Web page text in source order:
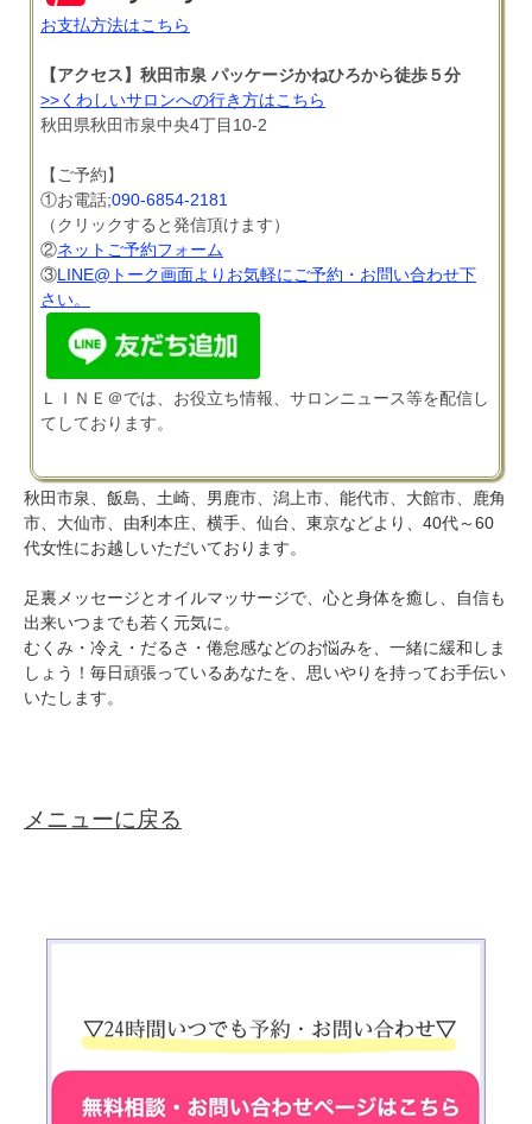
お支払方法はこちら
【アクセス】秋田市泉 パッケージかねひろから徒歩５分
>>くわしいサロンへの行き方はこちら
秋田県秋田市泉中央4丁目10-2
【ご予約】
①お電話;090-6854-2181
（クリックすると発信頂けます）
②ネットご予約フォーム
③LINE@トーク画面よりお気軽にご予約・お問い合わせ下
さい。
ＬＩＮＥ＠では、お役立ち情報、サロンニュース等を配信し
てしております。
秋田市泉、飯島、土崎、男鹿市、潟上市、能代市、大館市、鹿角
市、大仙市、由利本庄、横手、仙台、東京などより、40代～60
代女性にお越しいただいております。
足裏メッセージとオイルマッサージで、心と身体を癒し、自信も
出来いつまでも若く元気に。
むくみ・冷え・だるさ・倦怠感などのお悩みを、一緒に緩和しま
しょう！毎日頑張っているあなたを、思いやりを持ってお手伝い
いたします。
メニューに戻る